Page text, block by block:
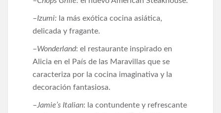
–Izumi: la más exótica cocina asiática,
delicada y fragante.
–Wonderland: el restaurante inspirado en
Alicia en el País de las Maravillas que se
caracteriza por la cocina imaginativa y la
decoración fantasiosa.
–Jamie’s Italian: la contundente y refrescante